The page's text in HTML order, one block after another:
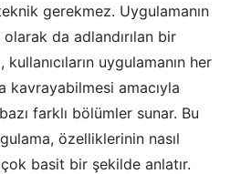
gerekmez. Uygulamanın
olarak da adlandırılan bir
uygulamanın her
kavrayabilmesi amacıyla
farklı bölümler sunar. Bu
özelliklerinin nasıl
çok basit bir şekilde anlatır.